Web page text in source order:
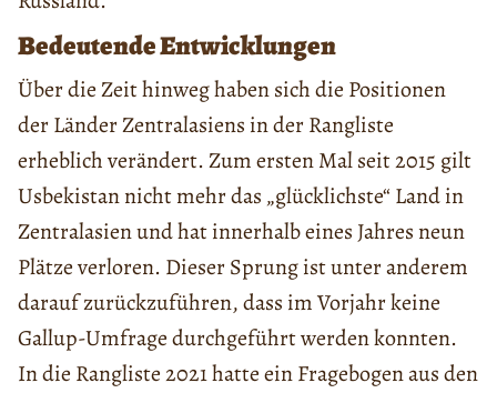
Bedeutende Entwicklungen
Über die Zeit hinweg haben sich die Positionen
der Länder Zentralasiens in der Rangliste
erheblich verändert. Zum ersten Mal seit 2015 gilt
Usbekistan nicht mehr das „glücklichste“ Land in
Zentralasien und hat innerhalb eines Jahres neun
Plätze verloren. Dieser Sprung ist unter anderem
darauf zurückzuführen, dass im Vorjahr keine
Gallup-Umfrage durchgeführt werden konnten.
In die Rangliste 2021 hatte ein Fragebogen aus den